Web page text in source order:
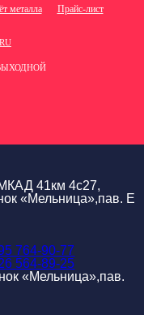
металла
Прайс-лист
41км 4с27,
«Мельница»,пав. Е
764-90-77
564-89-25
«Мельница»,пав.